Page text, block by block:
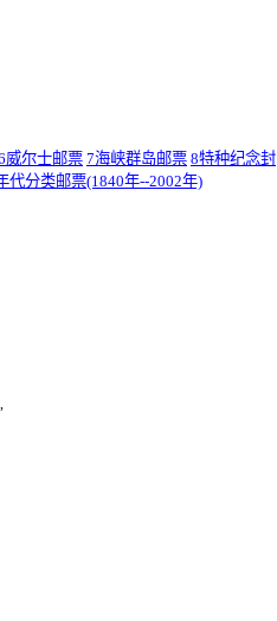
威尔士邮票7海峡群岛邮票 8特种纪念封
代分类邮票(1840年--2002年)
,